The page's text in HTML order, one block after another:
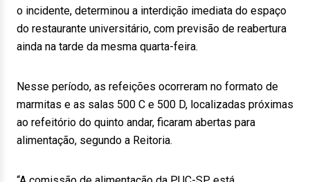
o incidente, determinou a interdição imediata do espaço
do restaurante universitário, com previsão de reabertura
ainda na tarde da mesma quarta-feira.
Nesse período, as refeições ocorreram no formato de
marmitas e as salas 500 C e 500 D, localizadas próximas
ao refeitório do quinto andar, ficaram abertas para
alimentação, segundo a Reitoria.